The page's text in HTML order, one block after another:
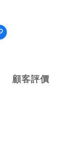
顧客評價